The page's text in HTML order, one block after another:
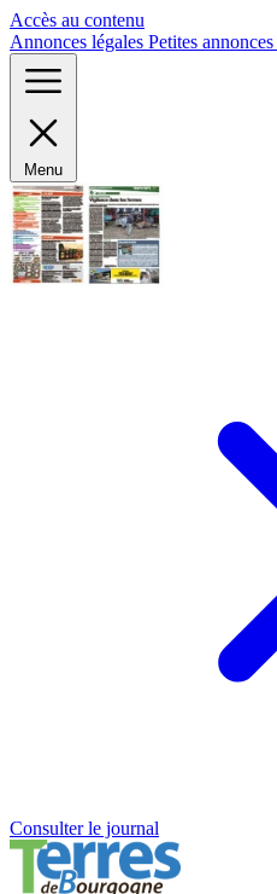
Accès au contenu
Annonces légales Petites annonces
Menu
Consulter le journal
Panneau de gestion des cookies